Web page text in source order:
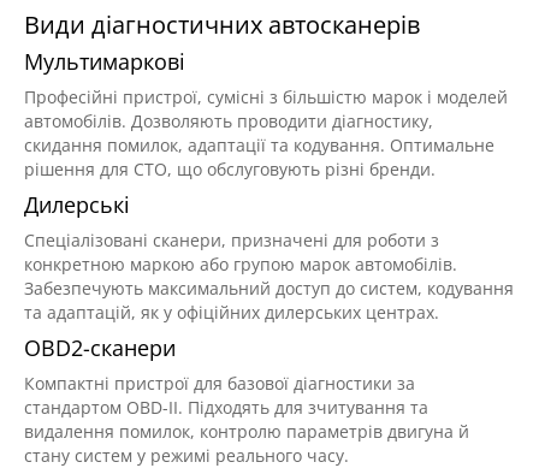
Види діагностичних автосканерів
Мультимаркові
Професійні пристрої, сумісні з більшістю марок і моделей
автомобілів. Дозволяють проводити діагностику,
скидання помилок, адаптації та кодування. Оптимальне
рішення для СТО, що обслуговують різні бренди.
Дилерські
Спеціалізовані сканери, призначені для роботи з
конкретною маркою або групою марок автомобілів.
Забезпечують максимальний доступ до систем, кодування
та адаптацій, як у офіційних дилерських центрах.
OBD2-сканери
Компактні пристрої для базової діагностики за
стандартом OBD-II. Підходять для зчитування та
видалення помилок, контролю параметрів двигуна й
стану систем у режимі реального часу.